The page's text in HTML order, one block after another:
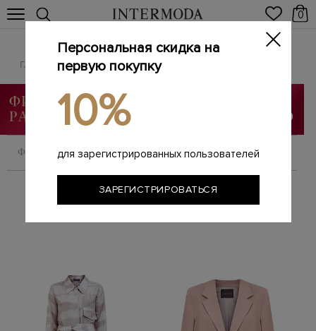
0
LORENA ANTONIAZZI
Главная / Женщинам / Бренды
ФИЛЬТРОВАТЬ СОРТИРОВАТЬ
Персональная скидка на
первую покупку
10%
для зарегистрированных пользователей
ЗАРЕГИСТРИРОВАТЬСЯ